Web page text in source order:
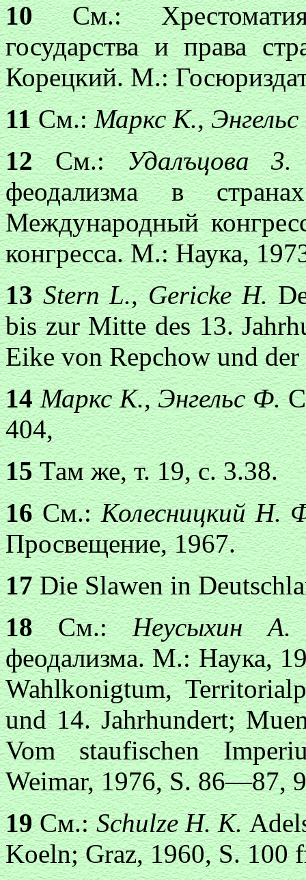
10См.: Хрестоматия
государства и права
Корецкий. М.:
11См.:Маркс К.,
12См.:Удалъцова
феодализма в
Международный
конгресса. М.: Наука,
13 Stern L., Gericke H.
bis zur Mitte des 13.
Eike von Repchow und
14 Маркс К., Энгельс Ф.
404,
15Там же, т. 19, с. 3.38.
16См.:Колесницкий Н.
Просвещение, 1967.
17Die Slawen in
18См.:Неусыхин
феодализма. М.: Наука,
Wahlkonigtum,
und 14. Jahrhundert;
Vom staufischen
Weimar, 1976, S. 86—87,
19См.:Schulze H. К.
Koeln; Graz, 1960, S. 100